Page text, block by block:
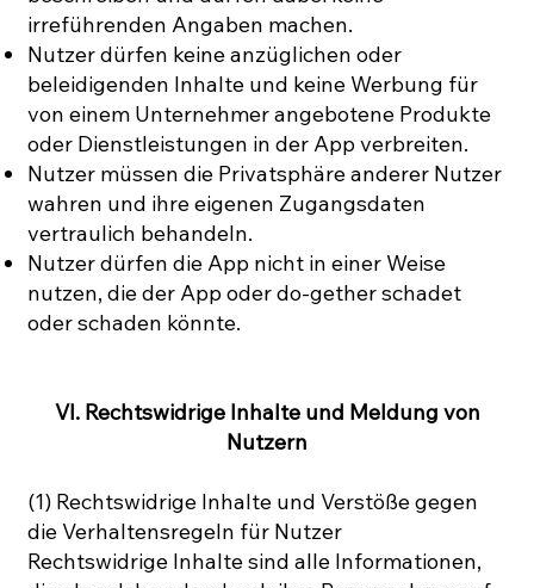
irreführenden Angaben machen.
Nutzer dürfen keine anzüglichen oder
beleidigenden Inhalte und keine Werbung für
von einem Unternehmer angebotene Produkte
oder Dienstleistungen in der App verbreiten.
Nutzer müssen die Privatsphäre anderer Nutzer
wahren und ihre eigenen Zugangsdaten
vertraulich behandeln.
Nutzer dürfen die App nicht in einer Weise
nutzen, die der App oder do-gether schadet
oder schaden könnte.
VI. Rechtswidrige Inhalte und Meldung von
Nutzern
(1) Rechtswidrige Inhalte und Verstöße gegen
die Verhaltensregeln für Nutzer
Rechtswidrige Inhalte sind alle Informationen,